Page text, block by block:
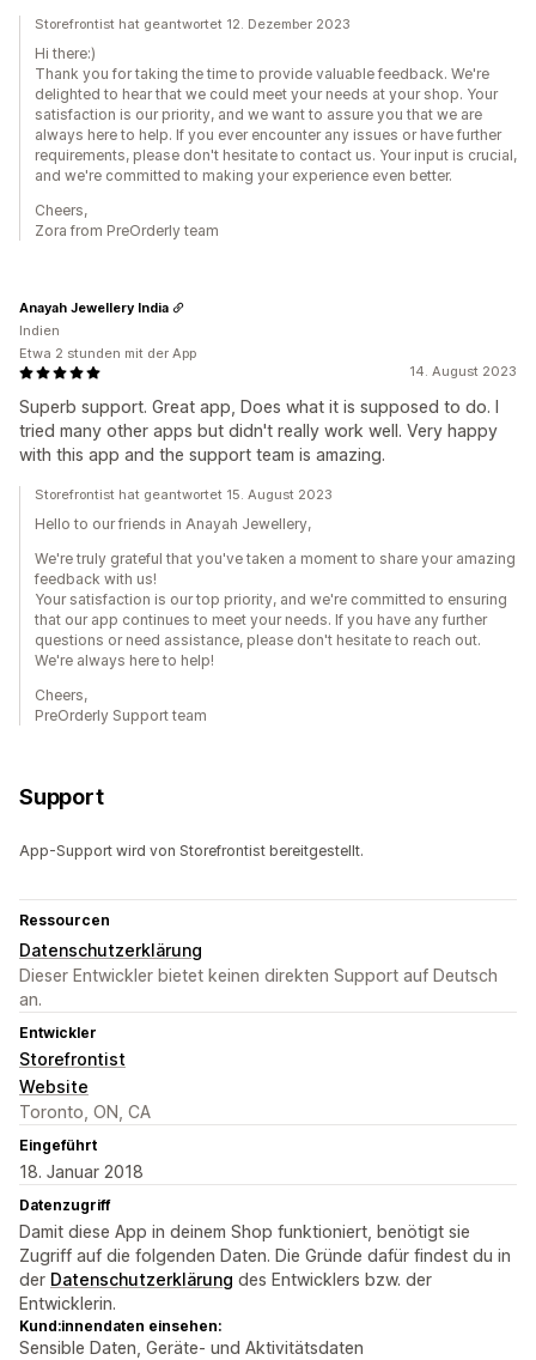
Storefrontist hat geantwortet 12. Dezember 2023
Hi there:)
Thank you for taking the time to provide valuable feedback. We're
delighted to hear that we could meet your needs at your shop. Your
satisfaction is our priority, and we want to assure you that we are
always here to help. If you ever encounter any issues or have further
requirements, please don't hesitate to contact us. Your input is crucial,
and we're committed to making your experience even better.
Cheers,
Zora from PreOrderly team
14. August 2023
Superb support. Great app, Does what it is supposed to do. I
tried many other apps but didn't really work well. Very happy
with this app and the support team is amazing.
Anayah Jewellery India
Indien
Etwa 2 stunden mit der App
Storefrontist hat geantwortet 15. August 2023
Hello to our friends in Anayah Jewellery,
We're truly grateful that you've taken a moment to share your amazing
feedback with us!
Your satisfaction is our top priority, and we're committed to ensuring
that our app continues to meet your needs. If you have any further
questions or need assistance, please don't hesitate to reach out.
We're always here to help!
Cheers,
PreOrderly Support team
Support
App-Support wird von Storefrontist bereitgestellt.
Ressourcen
Datenschutzerklärung
Dieser Entwickler bietet keinen direkten Support auf Deutsch
an.
Entwickler
Storefrontist
Website
Toronto, ON, CA
Eingeführt
18. Januar 2018
Datenzugriff
Damit diese App in deinem Shop funktioniert, benötigt sie
Zugriff auf die folgenden Daten. Die Gründe dafür findest du in
der Datenschutzerklärung des Entwicklers bzw. der
Entwicklerin.
Kund:innendaten einsehen:
Sensible Daten, Geräte- und Aktivitätsdaten